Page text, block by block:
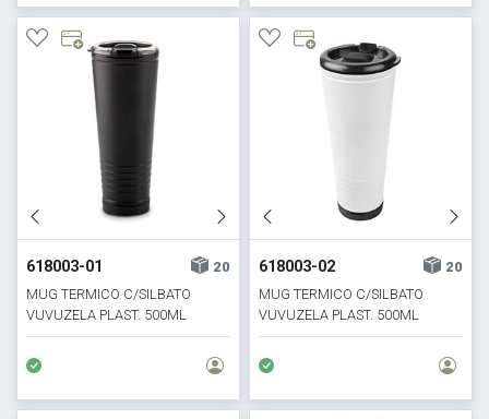
618003-01
20
MUG TERMICO C/SILBATO
VUVUZELA PLAST. 500ML
NEGRO
618003-02
20
MUG TERMICO C/SILBATO
VUVUZELA PLAST. 500ML
BLANCO